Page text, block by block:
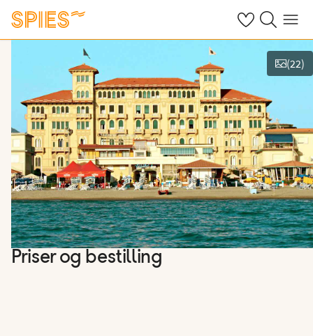
Se dine gemte
Søg påMenu
Vis billeder
(22)
Priser og bestilling